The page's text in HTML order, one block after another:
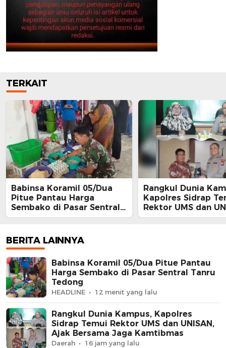
TERKAIT
Babinsa Koramil 05/Dua
Pitue Pantau Harga
Sembako di Pasar Sentral
Tanru Tedong
Rangkul Dunia
Kapolres Sidrap
Rektor UMS dan
Ajak Bersama Jaga
BERITA LAINNYA
Babinsa Koramil 05/Dua Pitue Pantau
Harga Sembako di Pasar Sentral Tanru
Tedong
HEADLINE 12 menit yang lalu
Rangkul Dunia Kampus, Kapolres
Sidrap Temui Rektor UMS dan UNISAN,
Ajak Bersama Jaga Kamtibmas
Daerah 16 jam yang lalu